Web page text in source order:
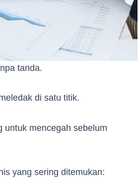
tanda.
di satu titik.
untuk mencegah sebelum
yang sering ditemukan: